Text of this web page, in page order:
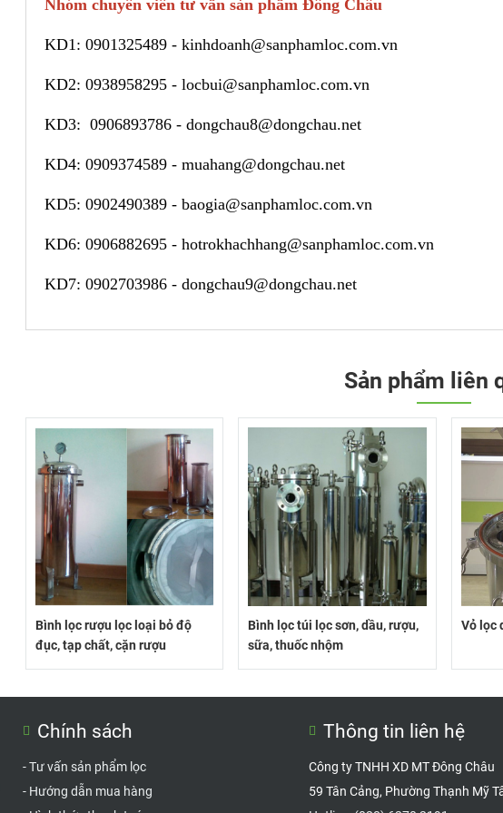
Nhóm chuyên viên tư vấn sản phẩm Đông Châu
KD1: 0901325489- kinhdoanh@sanphamloc.com.vn
KD2: 0938958295- locbui@sanphamloc.com.vn
KD3: 0906893786- dongchau8@dongchau.net
KD4: 0909374589- muahang@dongchau.net
KD5: 0902490389- baogia@sanphamloc.com.vn
KD6: 0906882695- hotrokhachhang@sanphamloc.com.vn
KD7: 0902703986- dongchau9@dongchau.net
Sản phẩm liên
Bình lọc rượu lọc loại bỏ độ
đục, tạp chất, cặn rượu
Bình lọc túi lọc sơn, dầu, rượu,
sữa, thuốc nhộm
Vỏ lọc
Chính sách
-Tư vấn sản phẩm lọc
- Hướng dẫn mua hàng
Thông tin liên hệ
Công ty TNHH XD MT Đông Châu
59 Tân Cảng, Phường Thạnh Mỹ